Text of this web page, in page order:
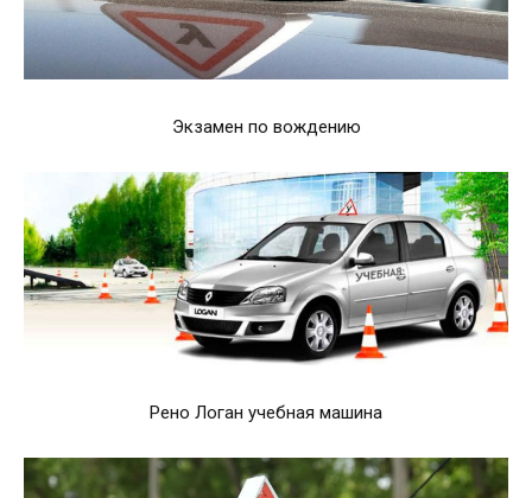
Экзамен по вождению
Рено Логан учебная машина